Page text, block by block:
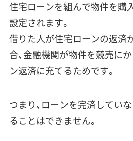
住宅ローンを組んで物件を購
設定されます。
借りた人が住宅ローンの返済
合、金融機関が物件を競売に
ン返済に充てるためです。
つまり、ローンを完済してい
ることはできません。